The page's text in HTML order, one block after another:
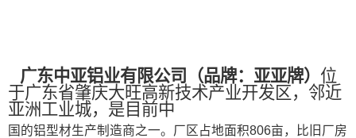
广东中亚铝业有限公司 （品牌：亚亚牌） 位
于广东省肇庆大旺高新技术产业开发区，邻近
亚洲工业城，是目前中
国的铝型材生产制造商之一。 厂区占地面积806亩，比旧厂房